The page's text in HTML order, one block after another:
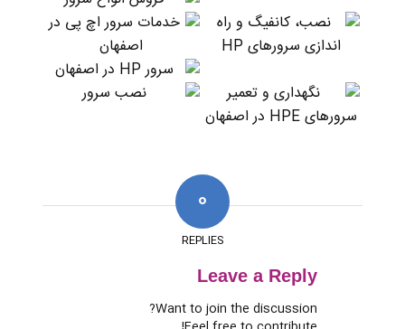
0
REPLIES
Leave a Reply
Want to join the discussion?